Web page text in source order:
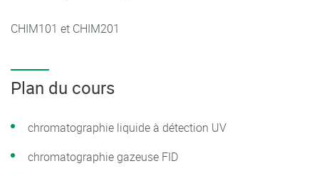
CHIM101 et CHIM201
Plan du cours
chromatographie liquide à détection UV
chromatographie gazeuse FID